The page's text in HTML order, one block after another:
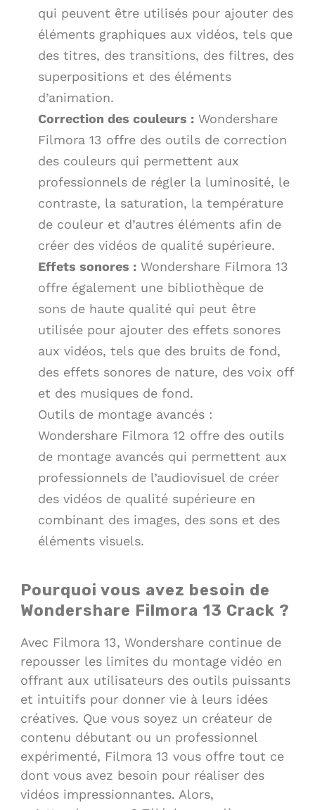
qui peuvent être utilisés pour ajouter des
éléments graphiques aux vidéos, tels que
des titres, des transitions, des filtres, des
superpositions et des éléments
d’animation.
Correction des couleurs :Wondershare
Filmora 13 offre des outils de correction
des couleurs qui permettent aux
professionnels de régler la luminosité, le
contraste, la saturation, la température
de couleur et d’autres éléments afin de
créer des vidéos de qualité supérieure.
Effets sonores :Wondershare Filmora 13
offre également une bibliothèque de
sons de haute qualité qui peut être
utilisée pour ajouter des effets sonores
aux vidéos, tels que des bruits de fond,
des effets sonores de nature, des voix off
et des musiques de fond.
Outils de montage avancés :
Wondershare Filmora 12 offre des outils
de montage avancés qui permettent aux
professionnels de l’audiovisuel de créer
des vidéos de qualité supérieure en
combinant des images, des sons et des
éléments visuels.
Pourquoi vous avez besoin de
Wondershare Filmora 13 Crack ?
Avec Filmora 13, Wondershare continue de
repousser les limites du montage vidéo en
offrant aux utilisateurs des outils puissants
et intuitifs pour donner vie à leurs idées
créatives. Que vous soyez un créateur de
contenu débutant ou un professionnel
expérimenté, Filmora 13 vous offre tout ce
dont vous avez besoin pour réaliser des
vidéos impressionnantes. Alors,